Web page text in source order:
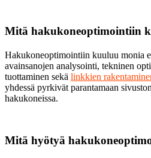
Mitä hakukoneoptimointiin
Hakukoneoptimointiin kuuluu monia
avainsanojen analysointi, tekninen
tuottaminen sekä linkkien
yhdessä pyrkivät parantamaan
hakukoneissa.
Mitä hyötyä